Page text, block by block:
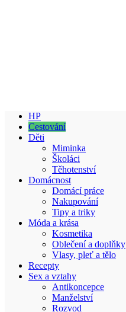
HP
Cestování
Děti
Miminka
Školáci
Těhotenství
Domácnost
Domácí práce
Nakupování
Tipy a triky
Móda a krása
Kosmetika
Oblečení a doplňky
Vlasy, pleť a tělo
Recepty
Sex a vztahy
Antikoncepce
Manželství
Rozvod